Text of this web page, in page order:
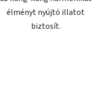
élményt nyújtó illatot
biztosít.